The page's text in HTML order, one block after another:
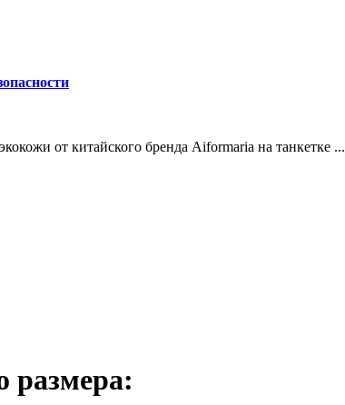
от китайского бренда Aiformaria на танкетке ...
размера: